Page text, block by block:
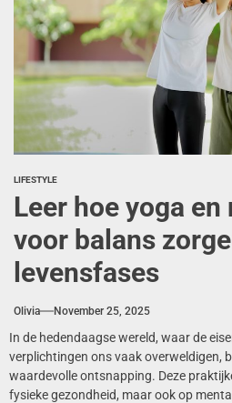
LIFESTYLE
Leer hoe yoga
voor balans
levensfases
Olivia November 25, 2025
In de hedendaagse wereld, waar de
verplichtingen ons vaak overweldigen,
waardevolle ontsnapping. Deze
fysieke gezondheid, maar ook op